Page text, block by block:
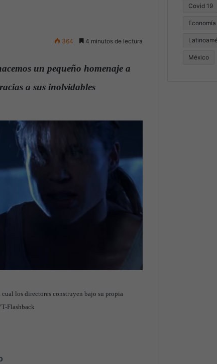
364 4 minutos de lectura
un pequeño homenaje a
a sus inolvidables
los directores construyen bajo su propia
Flashback
Covid 19
Economía
México